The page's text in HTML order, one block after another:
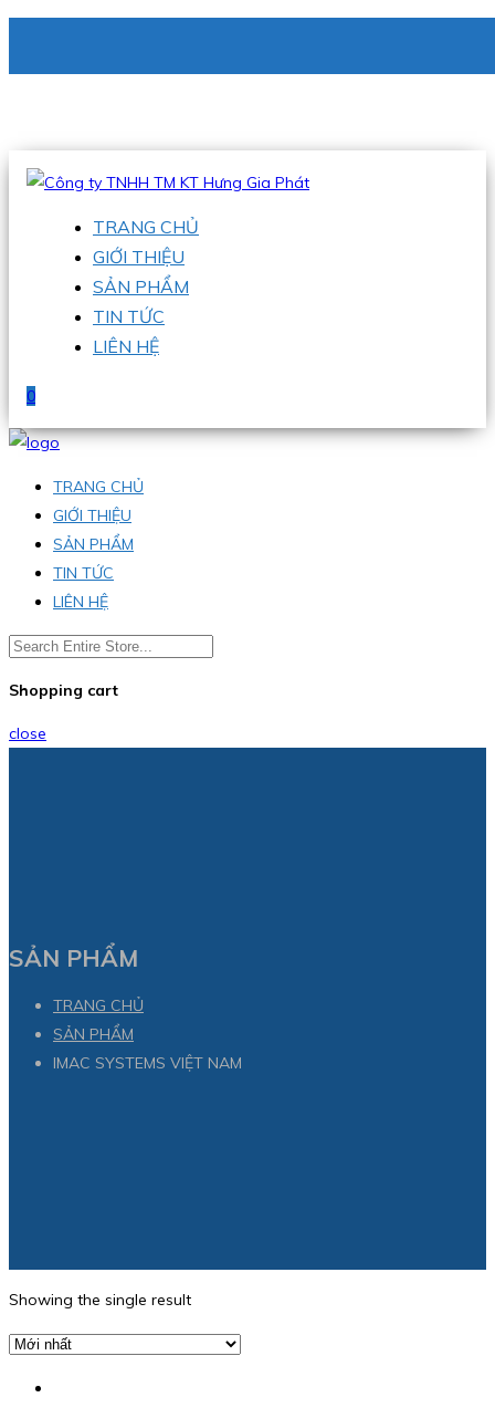
Hotline:0938 336 079
TRANG CHỦ
GIỚI THIỆU
SẢN PHẨM
TIN TỨC
LIÊN HỆ
0
TRANG CHỦ
GIỚI THIỆU
SẢN PHẨM
TIN TỨC
LIÊN HỆ
Shopping cart
close
SẢN PHẨM
TRANG CHỦ
SẢN PHẨM
IMAC SYSTEMS VIỆT NAM
Showing the single result